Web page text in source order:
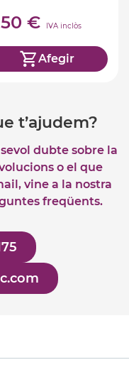
€ IVA inclòs
Afegir
t’ajudem?
dubte sobre la
o el que
vine a la nostra
freqüents.